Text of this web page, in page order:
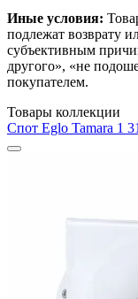
Иные условия:
подлежат возврату
субъективным
другого», «не
покупателем.
Товары коллекции
Спот Eglo Tamara 1